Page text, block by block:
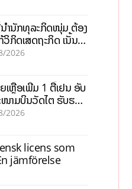
ຳນັກທຸລະກິດໜຸ່ມ ຕ້ອງ
ກິດເສດຖະກິດ ເນັ້ນດຶງ
, ຫັນສູ່ດິຈິຕອນ
2026
ເຫຼືອເພີ່ມ 1 ຕື້ເຢນ ອັບ
ໜາມບິນວັດໄຕ ຮັບຮອງ
ຕ
2026
licens som
jämförelse